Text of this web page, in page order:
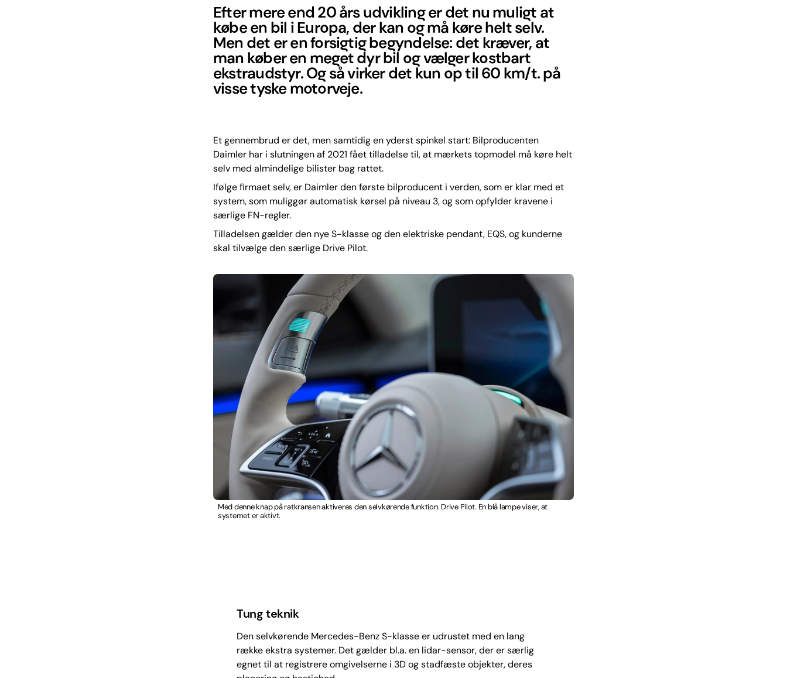
Efter mere end 20 års udvikling er det nu muligt at
købe en bil i Europa, der kan og må køre helt selv.
Men det er en forsigtig begyndelse: det kræver, at
man køber en meget dyr bil og vælger kostbart
ekstraudstyr. Og så virker det kun op til 60 km/t. på
visse tyske motorveje.
Et gennembrud er det, men samtidig en yderst spinkel start: Bilproducenten
Daimler har i slutningen af 2021 fået tilladelse til, at mærkets topmodel må køre helt
selv med almindelige bilister bag rattet.
Ifølge firmaet selv, er Daimler den første bilproducent i verden, som er klar med et
system, som muliggør automatisk kørsel på niveau 3, og som opfylder kravene i
særlige FN-regler.
Tilladelsen gælder den nye S-klasse og den elektriske pendant, EQS, og kunderne
skal tilvælge den særlige Drive Pilot.
Med denne knap på ratkransen aktiveres den selvkørende funktion. Drive Pilot. En blå lampe viser, at
systemet er aktivt.
Tung teknik
Den selvkørende Mercedes-Benz S-klasse er udrustet med en lang
række ekstra systemer. Det gælder bl.a. en lidar-sensor, der er særlig
egnet til at registrere omgivelserne i 3D og stadfæste objekter, deres